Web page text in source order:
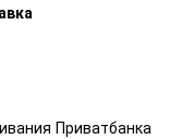
Приватбанка